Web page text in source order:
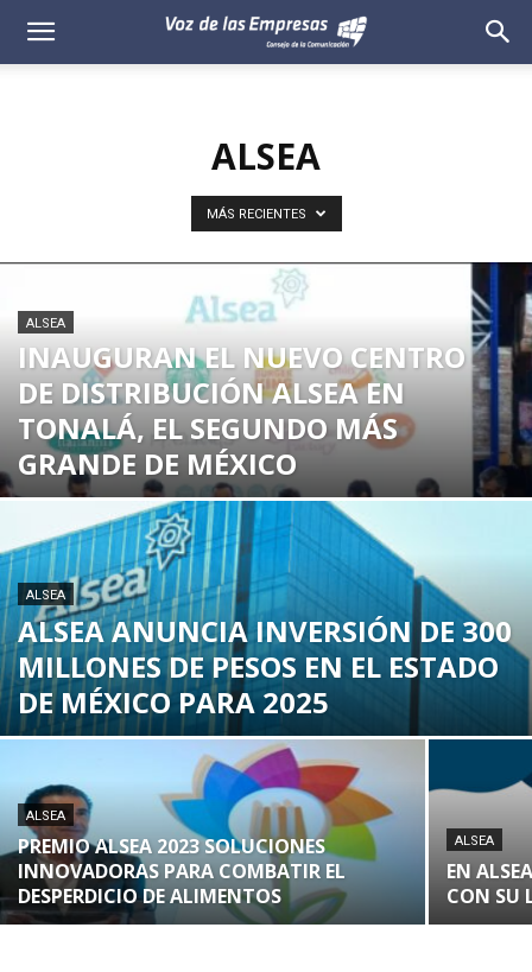
Voz
ALSEA
MÁS RECIENTES
ALSEA
INAUGURAN EL NUEVO CENTRO
DE DISTRIBUCIÓN ALSEA EN
TONALÁ, EL SEGUNDO MÁS
GRANDE DE MÉXICO
ALSEA
ALSEA ANUNCIA INVERSIÓN DE 300
MILLONES DE PESOS EN EL ESTADO
DE MÉXICO PARA 2025
ALSEA
PREMIO ALSEA 2023 SOLUCIONES
INNOVADORAS PARA COMBATIR EL
DESPERDICIO DE ALIMENTOS
ALSEA
EN
CON SU